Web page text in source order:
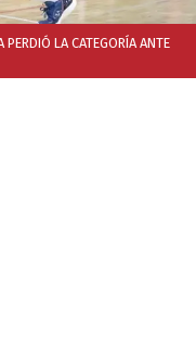
LA CATEGORÍA ANTE